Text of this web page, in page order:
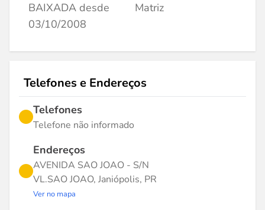
BAIXADA desde
03/10/2008
Matriz
Telefones e Endereços
Telefones
Telefone não informado
Endereços
AVENIDA SAO JOAO - S/N
VL.SAO JOAO, Janiópolis, PR
Ver no mapa